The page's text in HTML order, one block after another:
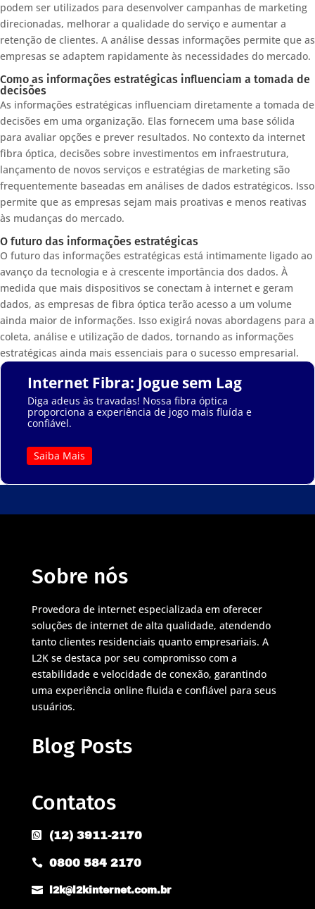
podem ser utilizados para desenvolver campanhas de marketing
direcionadas, melhorar a qualidade do serviço e aumentar a
retenção de clientes. A análise dessas informações permite que as
empresas se adaptem rapidamente às necessidades do mercado.
Como as informações estratégicas influenciam a tomada de
decisões
As informações estratégicas influenciam diretamente a tomada de
decisões em uma organização. Elas fornecem uma base sólida
para avaliar opções e prever resultados. No contexto da internet
fibra óptica, decisões sobre investimentos em infraestrutura,
lançamento de novos serviços e estratégias de marketing são
frequentemente baseadas em análises de dados estratégicos. Isso
permite que as empresas sejam mais proativas e menos reativas
às mudanças do mercado.
O futuro das informações estratégicas
O futuro das informações estratégicas está intimamente ligado ao
avanço da tecnologia e à crescente importância dos dados. À
medida que mais dispositivos se conectam à internet e geram
dados, as empresas de fibra óptica terão acesso a um volume
ainda maior de informações. Isso exigirá novas abordagens para a
coleta, análise e utilização de dados, tornando as informações
estratégicas ainda mais essenciais para o sucesso empresarial.
Internet Fibra: Jogue sem Lag
Diga adeus às travadas! Nossa fibra óptica
proporciona a experiência de jogo mais fluída e
confiável.
Saiba Mais
Sobre nós
Provedora de internet especializada em oferecer
soluções de internet de alta qualidade, atendendo
tanto clientes residenciais quanto empresariais. A
L2K se destaca por seu compromisso com a
estabilidade e velocidade de conexão, garantindo
uma experiência online fluida e confiável para seus
usuários.
Blog Posts
Contatos
 (12) 3911-2170
 0800 584 2170
 l2k@l2kinternet.com.br